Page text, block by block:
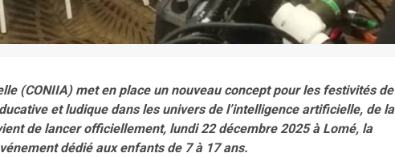
(CONIIA) met en place un nouveau concept pour les festivités de
et ludique dans les univers de l’intelligence artificielle, de la
de lancer officiellement, lundi 22 décembre 2025 à Lomé, la
dédié aux enfants de 7 à 17 ans.